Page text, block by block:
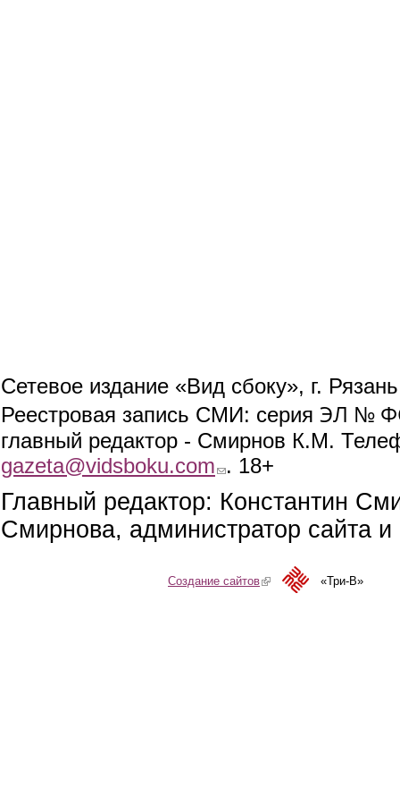
Сетевое издание «Вид сбоку», г.
Реестровая запись СМИ: серия ЭЛ №
главный редактор - Смирнов К.М.
gazeta@vidsboku.com (link sends e-mail)
. 18+
Главный редактор: Константин
Смирнова, администратор сайта
Создание сайтов(link is external)«Три-В»